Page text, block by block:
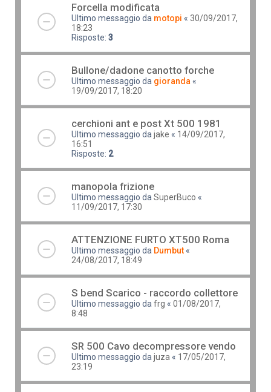
Forcella modificata
Ultimo messaggio da motopi « 30/09/2017,
18:23
Risposte: 3
Bullone/dadone canotto forche
Ultimo messaggio da gioranda «
19/09/2017, 18:20
cerchioni ant e post Xt 500 1981
Ultimo messaggio da jake « 14/09/2017,
16:51
Risposte: 2
manopola frizione
Ultimo messaggio da SuperBuco «
11/09/2017, 17:30
ATTENZIONE FURTO XT500 Roma
Ultimo messaggio da Dumbut «
24/08/2017, 18:49
S bend Scarico - raccordo collettore
Ultimo messaggio da frg « 01/08/2017,
8:48
SR 500 Cavo decompressore vendo
Ultimo messaggio da juza « 17/05/2017,
23:19